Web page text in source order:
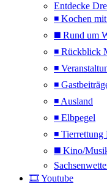
Entdecke
◾ Kochen
◼️ Rund um
◾ Rückblick
◾
◾
◾ Ausland
◾ Elbpegel
◾ Tierrettung
◼️ Kino/
🎞️ Youtube